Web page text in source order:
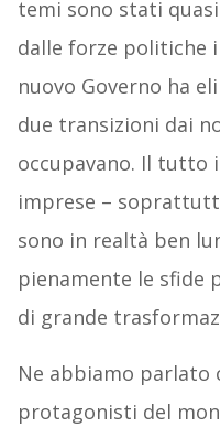
temi sono stati
dalle forze politiche
nuovo Governo ha
due transizioni dai
occupavano. Il tutto
imprese –
sono in realtà ben
pienamente le sfide
di grande
Ne abbiamo
protagonisti del